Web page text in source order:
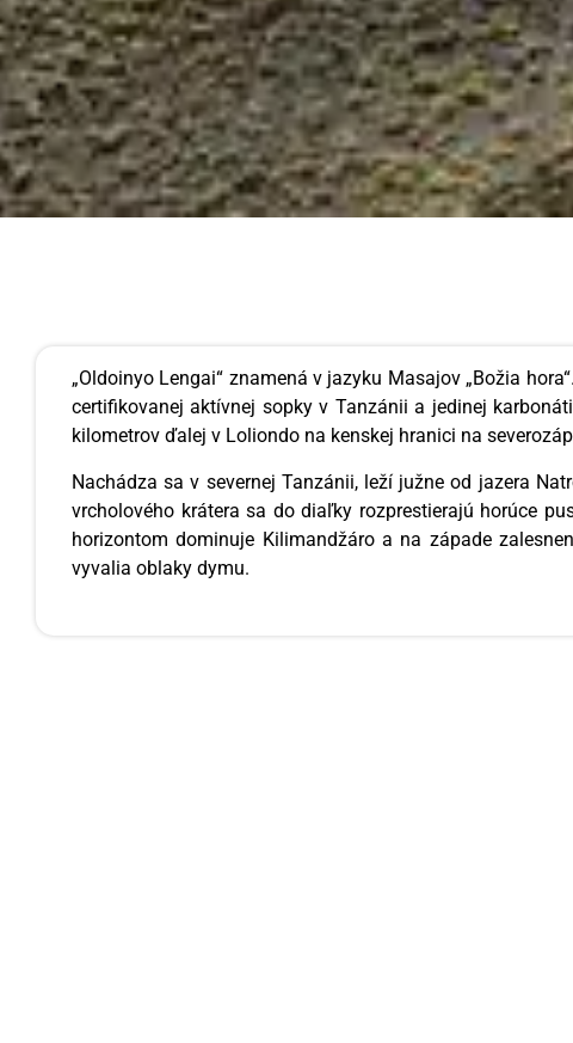
„Oldoinyo Lengai“ znamená v jazyku Masajov „Božia
certifikovanej aktívnej sopky v Tanzánii a jedinej
kilometrov ďalej v Loliondo na kenskej hranici na
Nachádza sa v severnej Tanzánii, leží južne od jazera
vrcholového krátera sa do diaľky rozprestierajú horúce
horizontom dominuje Kilimandžáro a na západe
vyvalia oblaky dymu.